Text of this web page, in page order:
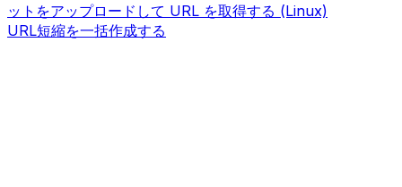
ットをアップロードして URL を取得する (Linux)
URL短縮を一括作成する